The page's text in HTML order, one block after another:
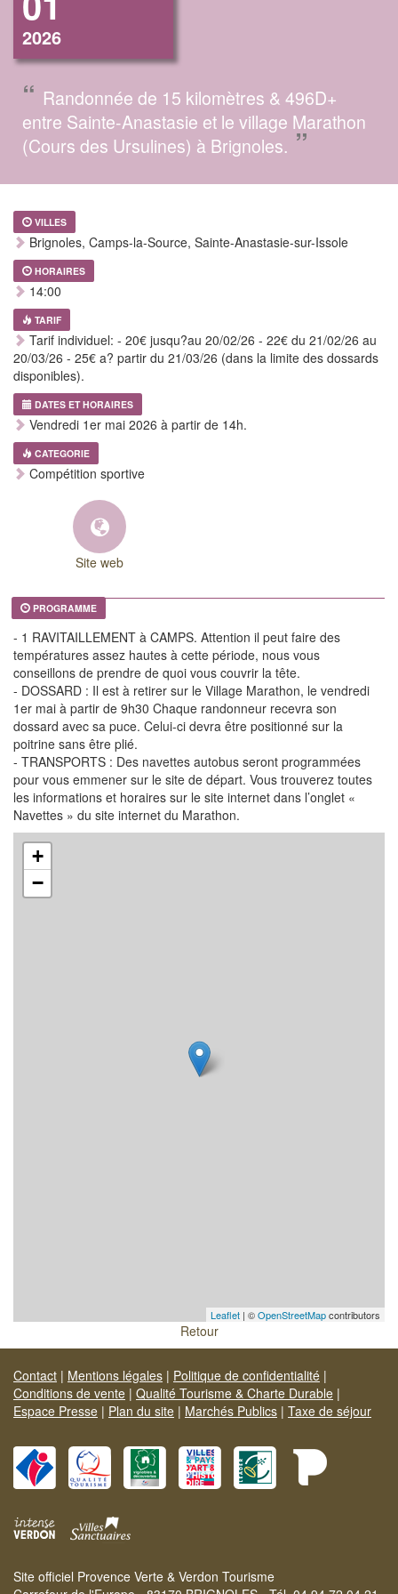
2026
“ Randonnée de 15 kilomètres & 496D+
entre Sainte-Anastasie et le village Marathon
(Cours des Ursulines) à Brignoles. ”
VILLES
Brignoles, Camps-la-Source, Sainte-Anastasie-sur-Issole
HORAIRES
14:00
TARIF
Tarif individuel: - 20€ jusqu?au 20/02/26 - 22€ du 21/02/26 au
20/03/26 - 25€ a? partir du 21/03/26 (dans la limite des dossards
disponibles).
DATES ET HORAIRES
Vendredi 1er mai 2026 à partir de 14h.
CATEGORIE
Compétition sportive
Site web
PROGRAMME
- 1 RAVITAILLEMENT à CAMPS. Attention il peut faire des
températures assez hautes à cette période, nous vous
conseillons de prendre de quoi vous couvrir la tête.
- DOSSARD : Il est à retirer sur le Village Marathon, le vendredi
1er mai à partir de 9h30 Chaque randonneur recevra son
dossard avec sa puce. Celui-ci devra être positionné sur la
poitrine sans être plié.
- TRANSPORTS : Des navettes autobus seront programmées
pour vous emmener sur le site de départ. Vous trouverez toutes
les informations et horaires sur le site internet dans l’onglet «
Navettes » du site internet du Marathon.
+
−
Leaflet | ©OpenStreetMapcontributors
Retour
Contact | Mentions légales | Politique de confidentialité |
Conditions de vente | Qualité Tourisme & Charte Durable |
Espace Presse | Plan du site | Marchés Publics | Taxe de séjour
Site officiel Provence Verte & Verdon Tourisme